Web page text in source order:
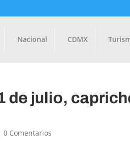
Nacional CDMX
de julio,
0 Comentarios